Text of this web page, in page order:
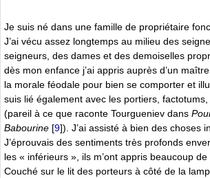
Je suis né dans une famille de propriétaire
J’ai vécu assez longtemps au milieu des
seigneurs, des dames et des demoiselles
dès mon enfance j’ai appris auprès d’un
la morale féodale pour bien se comporter et
suis lié également avec les portiers,
(pareil à ce que raconte Tourgueniev dans
Babourine [9]). J’ai assisté à bien des choses
J’éprouvais des sentiments très profonds
les « inférieurs », ils m’ont appris beaucoup de
Couché sur le lit des porteurs à côté de la